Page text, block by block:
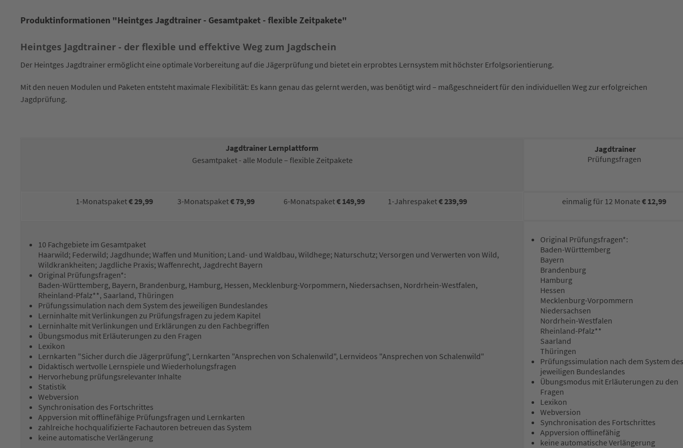
Produktinformationen "Heintges Jagdtrainer - Gesamtpaket - flexible Zeitpakete"
Heintges Jagdtrainer - der flexible und effektive Weg zum Jagdschein
Der Heintges Jagdtrainer ermöglicht eine optimale Vorbereitung auf die Jägerprüfung und bietet ein erprobtes Lernsystem mit höchster Erfolgsorientierung.
Mit den neuen Modulen und Paketen entsteht maximale Flexibilität: Es kann genau das gelernt werden, was benötigt wird – maßgeschneidert für den individuellen Weg zur erfolgreichen
Jagdprüfung.
Jagdtrainer Lernplattform
Gesamtpaket - alle Module – flexible Zeitpakete
Jagdtrainer
Prüfungsfragen
1-Monatspaket€ 29,99 3-Monatspaket€ 79,99 6-Monatspaket€ 149,99 1-Jahrespaket€ 239,99 einmalig für 12 Monate€ 12,99
10 Fachgebiete im Gesamtpaket
Haarwild; Federwild; Jagdhunde; Waffen und Munition; Land- und Waldbau, Wildhege; Naturschutz; Versorgen und Verwerten von Wild,
Wildkrankheiten; Jagdliche Praxis; Waffenrecht, Jagdrecht Bayern
Original Prüfungsfragen*:
Baden-Württemberg, Bayern, Brandenburg, Hamburg, Hessen, Mecklenburg-Vorpommern, Niedersachsen, Nordrhein-Westfalen,
Rheinland-Pfalz**, Saarland, Thüringen
Prüfungssimulation nach dem System des jeweiligen Bundeslandes
Lerninhalte mit Verlinkungen zu Prüfungsfragen zu jedem Kapitel
Lerninhalte mit Verlinkungen und Erklärungen zu den Fachbegriffen
Übungsmodus mit Erläuterungen zu den Fragen
Lexikon
Lernkarten "Sicher durch die Jägerprüfung", Lernkarten "Ansprechen von Schalenwild", Lernvideos "Ansprechen von Schalenwild"
Didaktisch wertvolle Lernspiele und Wiederholungsfragen
Hervorhebung prüfungsrelevanter Inhalte
Statistik
Webversion
Synchronisation des Fortschrittes
Appversion mit offlinefähige Prüfungsfragen und Lernkarten
zahlreiche hochqualifizierte Fachautoren betreuen das System
keine automatische Verlängerung
Original Prüfungsfragen*:
Baden-Württemberg
Bayern
Brandenburg
Hamburg
Hessen
Mecklenburg-Vorpommern
Niedersachsen
Nordrhein-Westfalen
Rheinland-Pfalz**
Saarland
Thüringen
Prüfungssimulation nach dem System des
jeweiligen Bundeslandes
Übungsmodus mit Erläuterungen zu den
Fragen
Lexikon
Webversion
Synchronisation des Fortschrittes
Appversion offlinefähig
keine automatische Verlängerung